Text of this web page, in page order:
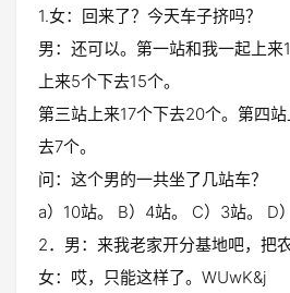
1.女：回来了？今天车子挤吗？
男：还可以。第一站和我一起上
上来5个下去15个。
第三站上来17个下去20个。第四
去7个。
问：这个男的一共坐了几站车？
a）10站。 B）4站。 C）3站。 D
2．男：来我老家开分基地吧，把
女：哎，只能这样了。WUwK&j